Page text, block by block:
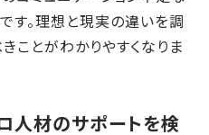
す。理想と現実の違いを調
ことがわかりやすくなりま
人材のサポートを検